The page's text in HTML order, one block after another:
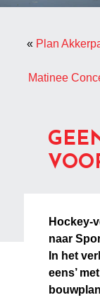
« Plan
Matinee
Hockey-
naar
In het
eens’